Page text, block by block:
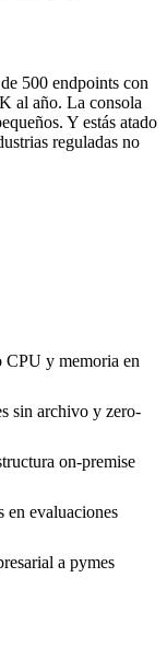
500 endpoints con
al año. La consola
Y estás atado
reguladas no
CPU y memoria en
sin archivo y zero-
on-premise
en evaluaciones
a pymes